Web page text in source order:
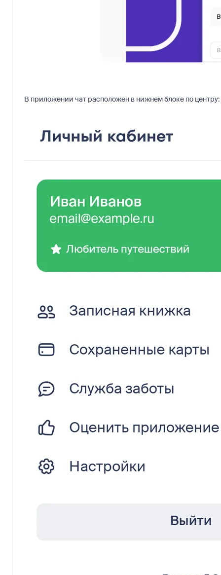
В приложении чат расположен в нижнем блоке по центру: